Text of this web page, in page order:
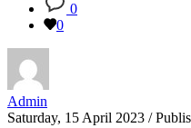
0
0
Admin
Saturday, 15 April 2023 /